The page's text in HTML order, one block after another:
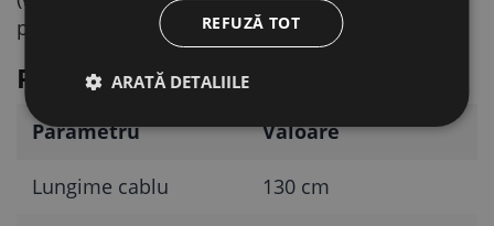
pentru manipulare ușoară.
Parametri tehnici
Parametru Valoare
Lungime cablu 130 cm
REFUZĂ TOT
ARATĂ DETALIILE